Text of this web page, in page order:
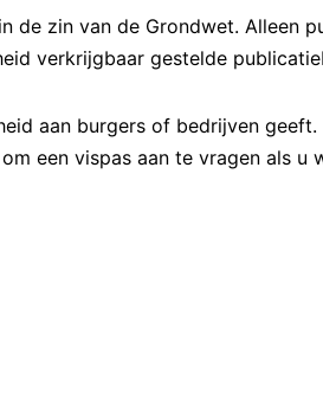
zin van de Grondwet. Alleen
verkrijgbaar gestelde
aan burgers of bedrijven
een vispas aan te vragen als u